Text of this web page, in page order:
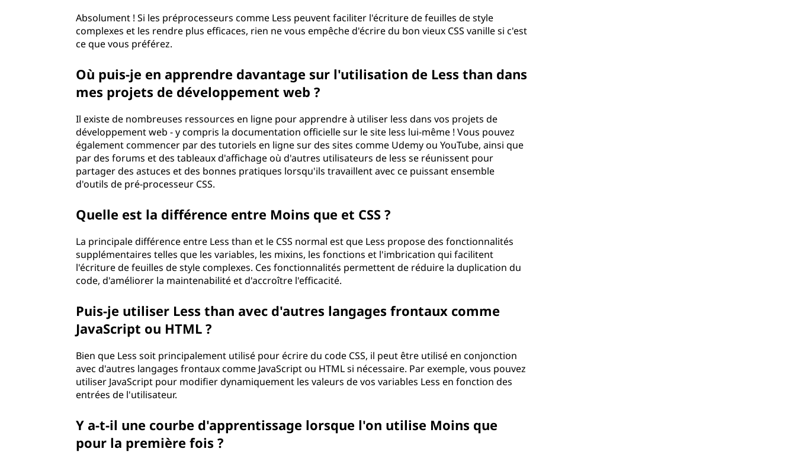
Absolument ! Si les préprocesseurs comme Less peuvent faciliter l'écriture de feuilles de style
complexes et les rendre plus efficaces, rien ne vous empêche d'écrire du bon vieux CSS vanille si c'est
ce que vous préférez.
Où puis-je en apprendre davantage sur l'utilisation de Less than dans
mes projets de développement web ?
Il existe de nombreuses ressources en ligne pour apprendre à utiliser less dans vos projets de
développement web - y compris la documentation officielle sur le site less lui-même ! Vous pouvez
également commencer par des tutoriels en ligne sur des sites comme Udemy ou YouTube, ainsi que
par des forums et des tableaux d'affichage où d'autres utilisateurs de less se réunissent pour
partager des astuces et des bonnes pratiques lorsqu'ils travaillent avec ce puissant ensemble
d'outils de pré-processeur CSS.
Quelle est la différence entre Moins que et CSS ?
La principale différence entre Less than et le CSS normal est que Less propose des fonctionnalités
supplémentaires telles que les variables, les mixins, les fonctions et l'imbrication qui facilitent
l'écriture de feuilles de style complexes. Ces fonctionnalités permettent de réduire la duplication du
code, d'améliorer la maintenabilité et d'accroître l'efficacité.
Puis-je utiliser Less than avec d'autres langages frontaux comme
JavaScript ou HTML ?
Bien que Less soit principalement utilisé pour écrire du code CSS, il peut être utilisé en conjonction
avec d'autres langages frontaux comme JavaScript ou HTML si nécessaire. Par exemple, vous pouvez
utiliser JavaScript pour modifier dynamiquement les valeurs de vos variables Less en fonction des
entrées de l'utilisateur.
Y a-t-il une courbe d'apprentissage lorsque l'on utilise Moins que
pour la première fois ?